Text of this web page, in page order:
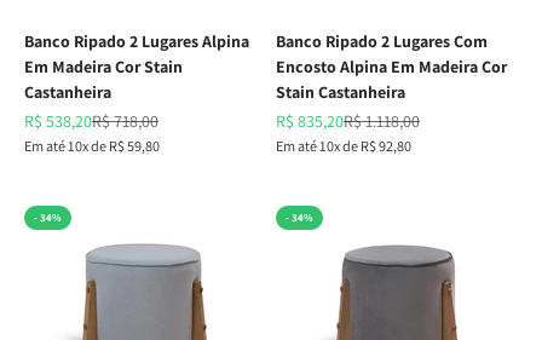
Banco Ripado 2 Lugares Alpina
Em Madeira Cor Stain
Castanheira
Preço promocional
R$ 538,20Preço normal
R$ 718,00
Em até 10x de R$ 59,80
Banco Ripado 2 Lugares Com
Encosto Alpina Em Madeira Cor
Stain Castanheira
Preço promocional
R$ 835,20Preço normal
R$ 1.118,00
Em até 10x de R$ 92,80
- 34% - 34%